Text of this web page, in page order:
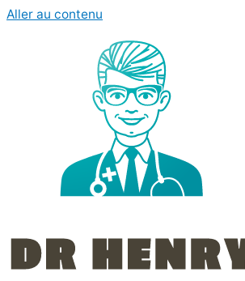
Aller au contenu